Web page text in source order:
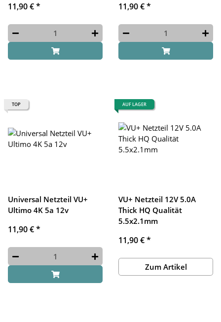
11,90 €* 11,90 €*
TOP
Universal Netzteil VU+
Ultimo 4K 5a 12v
11,90 €*
AUF LAGER
VU+ Netzteil 12V 5.0A
Thick HQ Qualität
5.5x2.1mm
11,90 €*
Zum Artikel